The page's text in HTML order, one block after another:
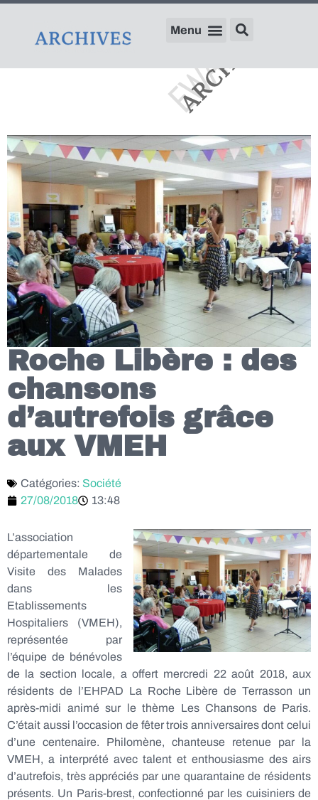
Roche Libère : des
chansons
d’autrefois grâce
aux VMEH
Catégories: Société
27/08/2018
13:48
L’association
départementale de
Visite des Malades
dans les
Etablissements
Hospitaliers (VMEH),
représentée par
l’équipe de bénévoles
de la section locale, a offert mercredi 22 août 2018, aux
résidents de l’EHPAD La Roche Libère de Terrasson un
après-midi animé sur le thème Les Chansons de Paris.
C’était aussi l’occasion de fêter trois anniversaires dont celui
d’une centenaire. Philomène, chanteuse retenue par la
VMEH, a interprété avec talent et enthousiasme des airs
d’autrefois, très appréciés par une quarantaine de résidents
présents. Un Paris-brest, confectionné par les cuisiniers de